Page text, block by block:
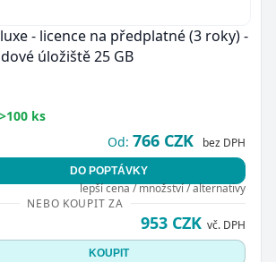
- licence na předplatné (3 roky) -
úložiště 25 GB
ks
Od: 766 CZK bez DPH
DO POPTÁVKY
lepší cena / množství / alternativy
NEBO KOUPIT ZA
953 CZK vč. DPH
KOUPIT